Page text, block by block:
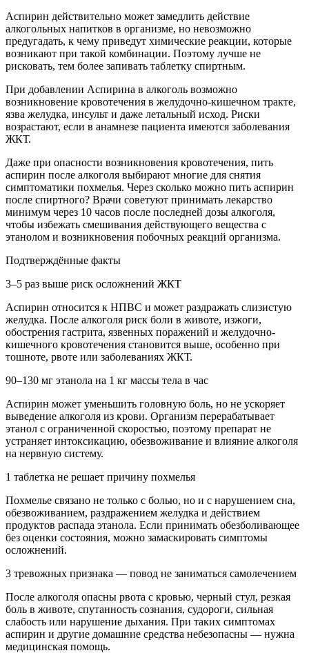
Аспирин действительно может замедлить действие
алкогольных напитков в организме, но невозможно
предугадать, к чему приведут химические реакции, которые
возникают при такой комбинации. Поэтому лучше не
рисковать, тем более запивать таблетку спиртным.
При добавлении Аспирина в алкоголь возможно
возникновение кровотечения в желудочно-кишечном тракте,
язва желудка, инсульт и даже летальный исход. Риски
возрастают, если в анамнезе пациента имеются заболевания
ЖКТ.
Даже при опасности возникновения кровотечения, пить
аспирин после алкоголя выбирают многие для снятия
симптоматики похмелья. Через сколько можно пить аспирин
после спиртного? Врачи советуют принимать лекарство
минимум через 10 часов после последней дозы алкоголя,
чтобы избежать смешивания действующего вещества с
этанолом и возникновения побочных реакций организма.
Подтверждённые факты
3–5 раз выше риск осложнений ЖКТ
Аспирин относится к НПВС и может раздражать слизистую
желудка. После алкоголя риск боли в животе, изжоги,
обострения гастрита, язвенных поражений и желудочно-
кишечного кровотечения становится выше, особенно при
тошноте, рвоте или заболеваниях ЖКТ.
90–130 мг этанола на 1 кг массы тела в час
Аспирин может уменьшить головную боль, но не ускоряет
выведение алкоголя из крови. Организм перерабатывает
этанол с ограниченной скоростью, поэтому препарат не
устраняет интоксикацию, обезвоживание и влияние алкоголя
на нервную систему.
1 таблетка не решает причину похмелья
Похмелье связано не только с болью, но и с нарушением сна,
обезвоживанием, раздражением желудка и действием
продуктов распада этанола. Если принимать обезболивающее
без оценки состояния, можно замаскировать симптомы
осложнений.
3 тревожных признака — повод не заниматься самолечением
После алкоголя опасны рвота с кровью, черный стул, резкая
боль в животе, спутанность сознания, судороги, сильная
слабость или нарушение дыхания. При таких симптомах
аспирин и другие домашние средства небезопасны — нужна
медицинская помощь.